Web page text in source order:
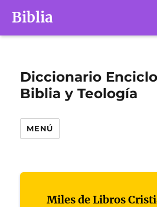
Biblia
Diccionario
Biblia y Teología
MENÚ
Miles de Libros